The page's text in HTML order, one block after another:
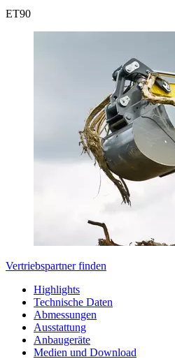
ET90
Vertriebspartner finden
Highlights
Technische Daten
Abmessungen
Ausstattung
Anbaugeräte
Medien und Download